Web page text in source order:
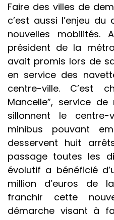
Faire des villes de
c’est aussi l’enjeu
nouvelles mobilités.
président de la
avait promis lors de
en service des
centre-ville. C’est
Mancelle”, service
sillonnent le
minibus pouvant
desservent huit
passage toutes les
évolutif a bénéficié
million d’euros de
franchir cette
démarche visant à